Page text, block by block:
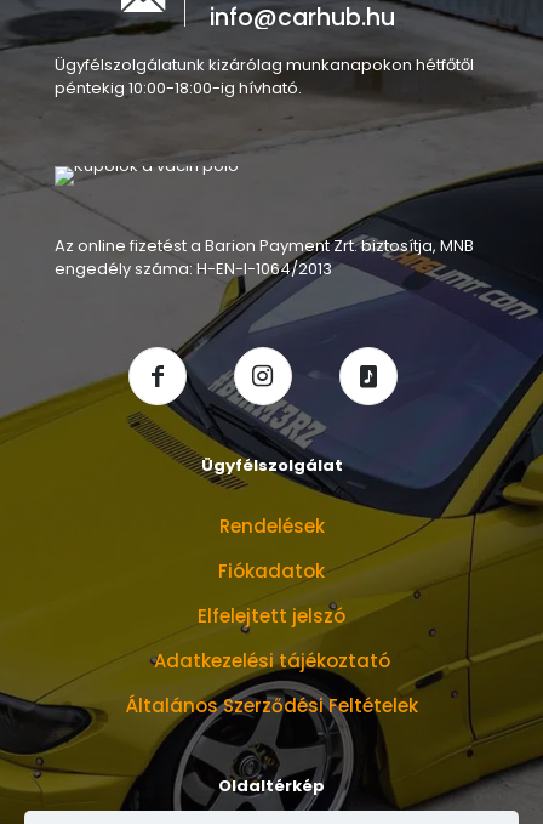
info@carhub.hu
Ügyfélszolgálatunk kizárólag munkanapokon hétfőtől
péntekig 10:00-18:00-ig hívható.
Az online fizetést a Barion Payment Zrt. biztosítja, MNB
engedély száma: H-EN-I-1064/2013
Ügyfélszolgálat
Rendelések
Fiókadatok
Elfelejtett jelszó
Adatkezelési tájékoztató
Általános Szerződési Feltételek
Oldaltérkép